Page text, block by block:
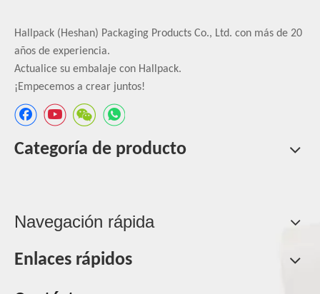
Hallpack (Heshan) Packaging Products Co., Ltd. con más de 20
años de experiencia.
Actualice su embalaje con Hallpack.
¡Empecemos a crear juntos!
Categoría de producto
Navegación rápida
Enlaces rápidos